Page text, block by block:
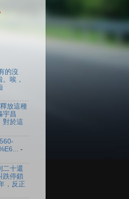
的沒
唉，
放這種
宇昌
對於這
-
二十還
跌停鎖
，反正